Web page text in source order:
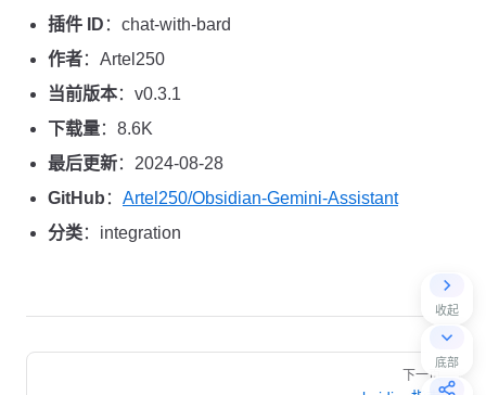
收起
底部
插件 ID ：chat-with-bard
作者：Artel250
当前版本：v0.3.1
下载量：8.6K
最后更新：2024-08-28
GitHub ： Artel250/Obsidian-Gemini-Assistant
分类：integration
Pager
下一页